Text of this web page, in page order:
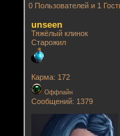
0 Пользователей и 1
unseen
Тяжёлый клинок
Старожил
Карма: 172
Оффлайн
Сообщений: 1379